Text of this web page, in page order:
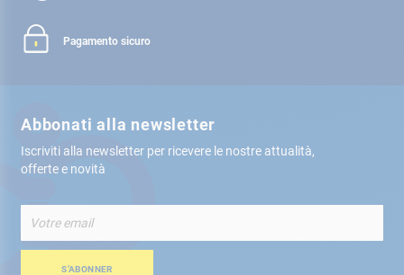
Pagamento sicuro
Abbonati alla newsletter
Iscriviti alla newsletter per ricevere le nostre attualità,
offerte e novità
alla
nostra
Newsletter:S’ABONNER